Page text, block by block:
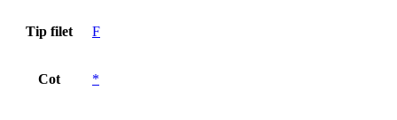
Tip filet F
Cot *